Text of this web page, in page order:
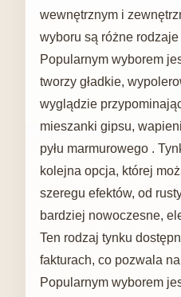
wewnętrznym i
wyboru są różne
Popularnym wyborem
tworzy gładkie,
wyglądzie
mieszanki gipsu,
pyłu marmurowego .
kolejna opcja, której
szeregu efektów, od
bardziej nowoczesne,
Ten rodzaj tynku
fakturach, co pozwala
Popularnym wyborem